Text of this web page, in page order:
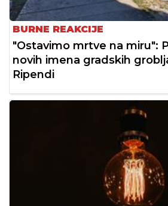
BURNE REAKCIJE
"Ostavimo mrtve na miru":
novih imena gradskih
Ripendi